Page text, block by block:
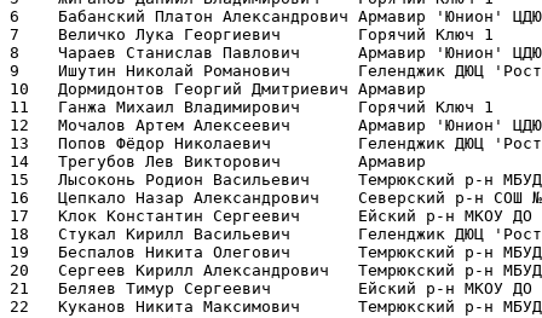
6    Бабанский Платон Александрович Армавир
7    Величко Лука Георгиевич        Горячий
8    Чараев Станислав Павлович      Армавир
9    Ишутин Николай Романович       Геленджик
10   Дормидонтов Георгий Дмитриевич
11   Ганжа Михаил Владимирович      Горячий
12   Мочалов Артем Алексеевич       Армавир
13   Попов Фёдор Николаевич         Геленджик
14   Трегубов Лев Викторович        Армавир
15   Лысоконь Родион Васильевич
16   Цепкало Назар Александрович    Северский
17   Клок Константин Сергеевич      Ейский р-н
18   Стукал Кирилл Васильевич       Геленджик
19   Беспалов Никита Олегович       Темрюкский
20   Сергеев Кирилл Александрович
21   Беляев Тимур Сергеевич         Ейский р-н
22   Куканов Никита Максимович      Темрюкский